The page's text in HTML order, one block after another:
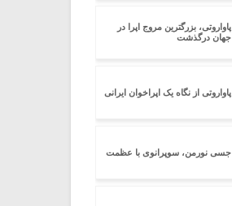
پاواروتی، بزرگترین مروج اپرا در
جهان درگذشت
پاواروتی از نگاه یک اپراخوان ایرانی
جسی نورمن، سوپرانوی با عظمت